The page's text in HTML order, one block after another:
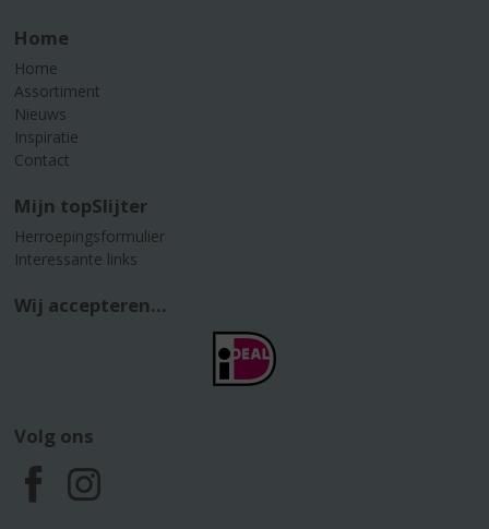
Home
Home
Assortiment
Nieuws
Inspiratie
Contact
Mijn topSlijter
Herroepingsformulier
Interessante links
Wij accepteren...
Volg ons
F
I